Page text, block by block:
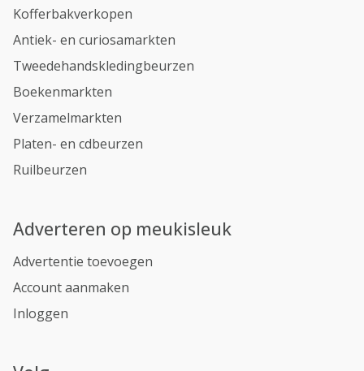
Kofferbakverkopen
Antiek- en curiosamarkten
Tweedehandskledingbeurzen
Boekenmarkten
Verzamelmarkten
Platen- en cdbeurzen
Ruilbeurzen
Adverteren op meukisleuk
Advertentie toevoegen
Account aanmaken
Inloggen